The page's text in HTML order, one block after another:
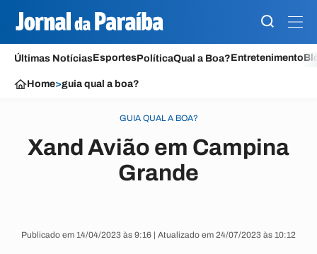
Últimas NotíciasEsportesPolíticaQual a Boa?Entretenimento
Home>guia qual a boa?
GUIA QUAL A BOA?
Xand Avião em Campina
Grande
Publicado em 14/04/2023 às 9:16 | Atualizado em 24/07/2023 às 10:12